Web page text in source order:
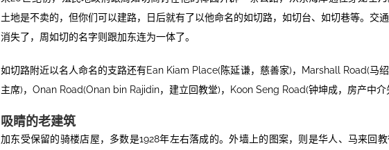
土地是不卖的，但你们可以建路，日后就有了以他命名的如切路，如切台、如切巷等。交
消失了，周如切的名字则跟加东连为一体了。
如切路附近以名人命名的支路还有Ean Kiam Place(陈延谦，慈善家)，Marshall Road(马
主席)，Onan Road(Onan bin Rajidin，建立回教堂)，Koon Seng Road(钟坤成，房产中介
吸睛的老建筑
加东受保留的骑楼店屋，多数是1928年左右落成的。外墙上的图案，则是华人、马来回